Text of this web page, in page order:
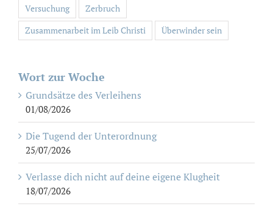
Versuchung
Zerbruch
Zusammenarbeit im Leib Christi
Überwinder sein
Wort zur Woche
Grundsätze des Verleihens
01/08/2026
Die Tugend der Unterordnung
25/07/2026
Verlasse dich nicht auf deine eigene Klugheit
18/07/2026